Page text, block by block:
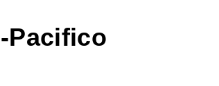
Pacifico